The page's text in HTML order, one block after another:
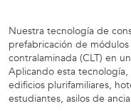
Nuestra tecnología de
prefabricación de
contralaminada (CLT) en
Aplicando esta
edificios plurifamiliares,
estudiantes, asilos de